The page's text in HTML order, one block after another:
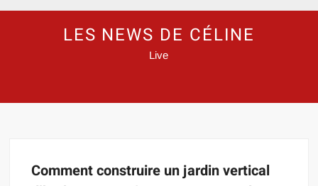
LES NEWS DE CÉLINE
Live
Comment construire un jardin vertical